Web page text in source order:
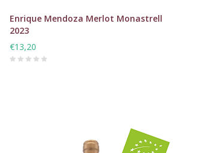
Enrique Mendoza Merlot Monastrell
2023
€13,20